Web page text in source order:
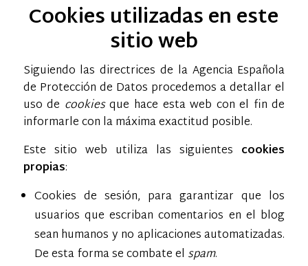
Cookies utilizadas en este
sitio web
Siguiendo las directrices de la Agencia Española
de Protección de Datos procedemos a detallar el
uso de cookies que hace esta web con el fin de
informarle con la máxima exactitud posible.
Este sitio web utiliza las siguientes cookies
propias:
Cookies de sesión, para garantizar que los
usuarios que escriban comentarios en el blog
sean humanos y no aplicaciones automatizadas.
De esta forma se combate el spam.